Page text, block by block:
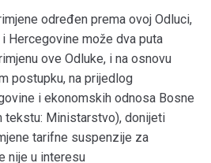
određen prema ovoj Odluci,
Hercegovine može dva puta
ove Odluke, i na osnovu
postupku, na prijedlog
i ekonomskih odnosa Bosne
tekstu: Ministarstvo), donijeti
tarifne suspenzije za
nije u interesu